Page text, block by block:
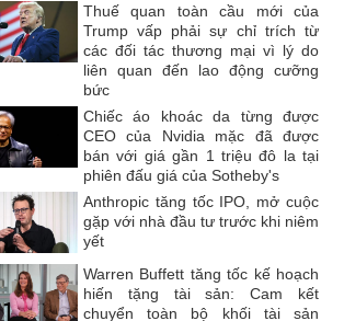
Thuế quan toàn cầu mới của
Trump vấp phải sự chỉ trích từ
các đối tác thương mại vì lý do
liên quan đến lao động cưỡng
bức
Chiếc áo khoác da từng được
CEO của Nvidia mặc đã được
bán với giá gần 1 triệu đô la tại
phiên đấu giá của Sotheby's
Anthropic tăng tốc IPO, mở cuộc
gặp với nhà đầu tư trước khi niêm
yết
Warren Buffett tăng tốc kế hoạch
hiến tặng tài sản: Cam kết
chuyển toàn bộ khối tài sản